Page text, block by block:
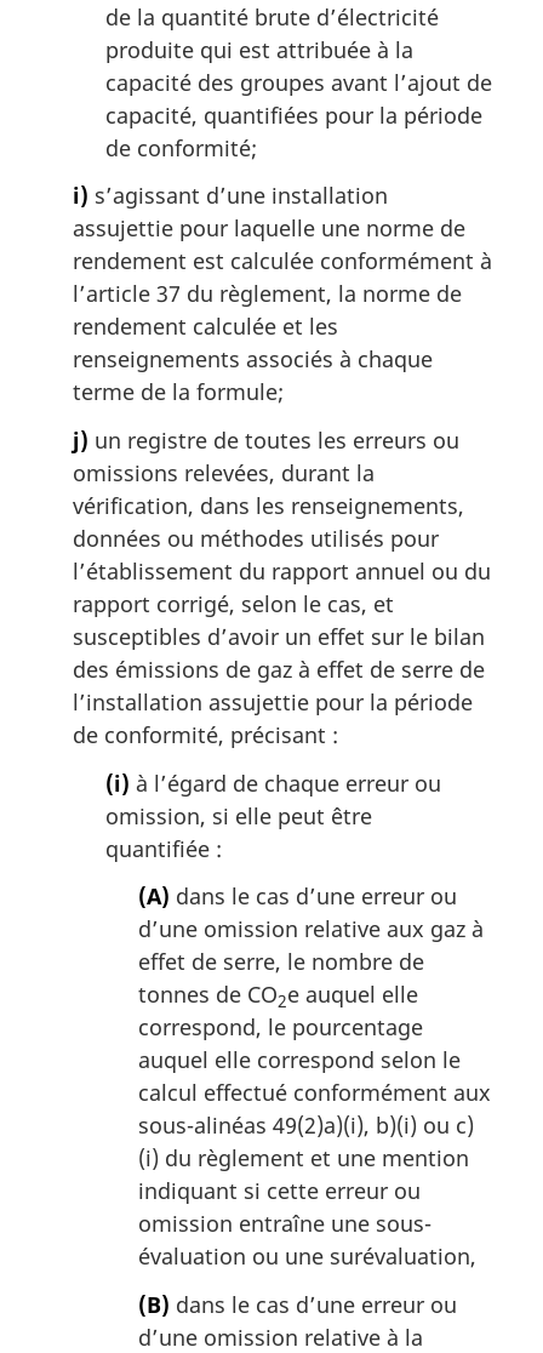
de la quantité brute d’électricité
produite qui est attribuée à la
capacité des groupes avant l’ajout de
capacité, quantifiées pour la période
de conformité;
i) s’agissant d’une installation
assujettie pour laquelle une norme de
rendement est calculée conformément à
l’article 37 du règlement, la norme de
rendement calculée et les
renseignements associés à chaque
terme de la formule;
j) un registre de toutes les erreurs ou
omissions relevées, durant la
vérification, dans les renseignements,
données ou méthodes utilisés pour
l’établissement du rapport annuel ou du
rapport corrigé, selon le cas, et
susceptibles d’avoir un effet sur le bilan
des émissions de gaz à effet de serre de
l’installation assujettie pour la période
de conformité, précisant :
(i) à l’égard de chaque erreur ou
omission, si elle peut être
quantifiée :
(A) dans le cas d’une erreur ou
d’une omission relative aux gaz à
effet de serre, le nombre de
tonnes de CO2e auquel elle
correspond, le pourcentage
auquel elle correspond selon le
calcul effectué conformément aux
sous-alinéas 49(2)a)(i), b)(i) ou c)
(i) du règlement et une mention
indiquant si cette erreur ou
omission entraîne une sous-
évaluation ou une surévaluation,
(B) dans le cas d’une erreur ou
d’une omission relative à la